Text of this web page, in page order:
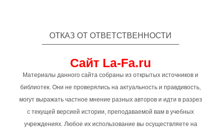
ОТКАЗ ОТ ОТВЕТСТВЕННОСТИ
Сайт La-Fa.ru
Материалы данного сайта собраны из открытых источников и
библиотек. Они не проверялись на актуальность и правдивость,
могут выражать частное мнение разных авторов и идти в разрез
с текущей версией истории, преподаваемой вам в учебных
учреждениях. Любое их использование вы осуществляете на